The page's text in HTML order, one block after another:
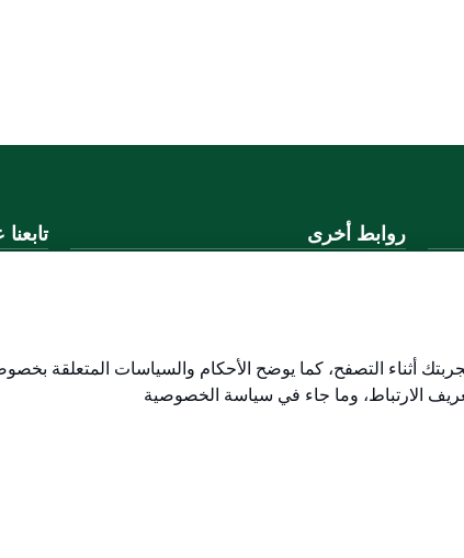
روابط أخرى
منصة الاستشارات القانونية (استطلاع)
التوظيف
أثناء التصفح، كما يوضح الأحكام والسياسات المتعلقة
الارتباط، وما جاء في سياسة الخصوصية